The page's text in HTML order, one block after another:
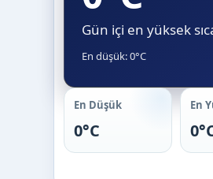
Gün içi en yüksek
En düşük: 0°C
En Düşük
0°C
En